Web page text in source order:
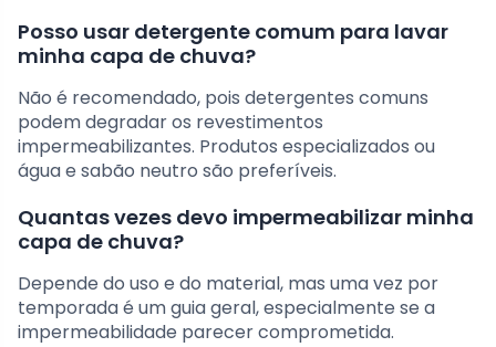
Posso usar detergente comum para lavar
minha capa de chuva?
Não é recomendado, pois detergentes comuns
podem degradar os revestimentos
impermeabilizantes. Produtos especializados ou
água e sabão neutro são preferíveis.
Quantas vezes devo impermeabilizar minha
capa de chuva?
Depende do uso e do material, mas uma vez por
temporada é um guia geral, especialmente se a
impermeabilidade parecer comprometida.